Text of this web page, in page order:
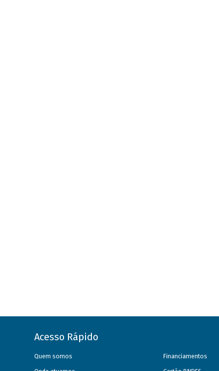
Acesso Rápido
Quem somos Financiamentos